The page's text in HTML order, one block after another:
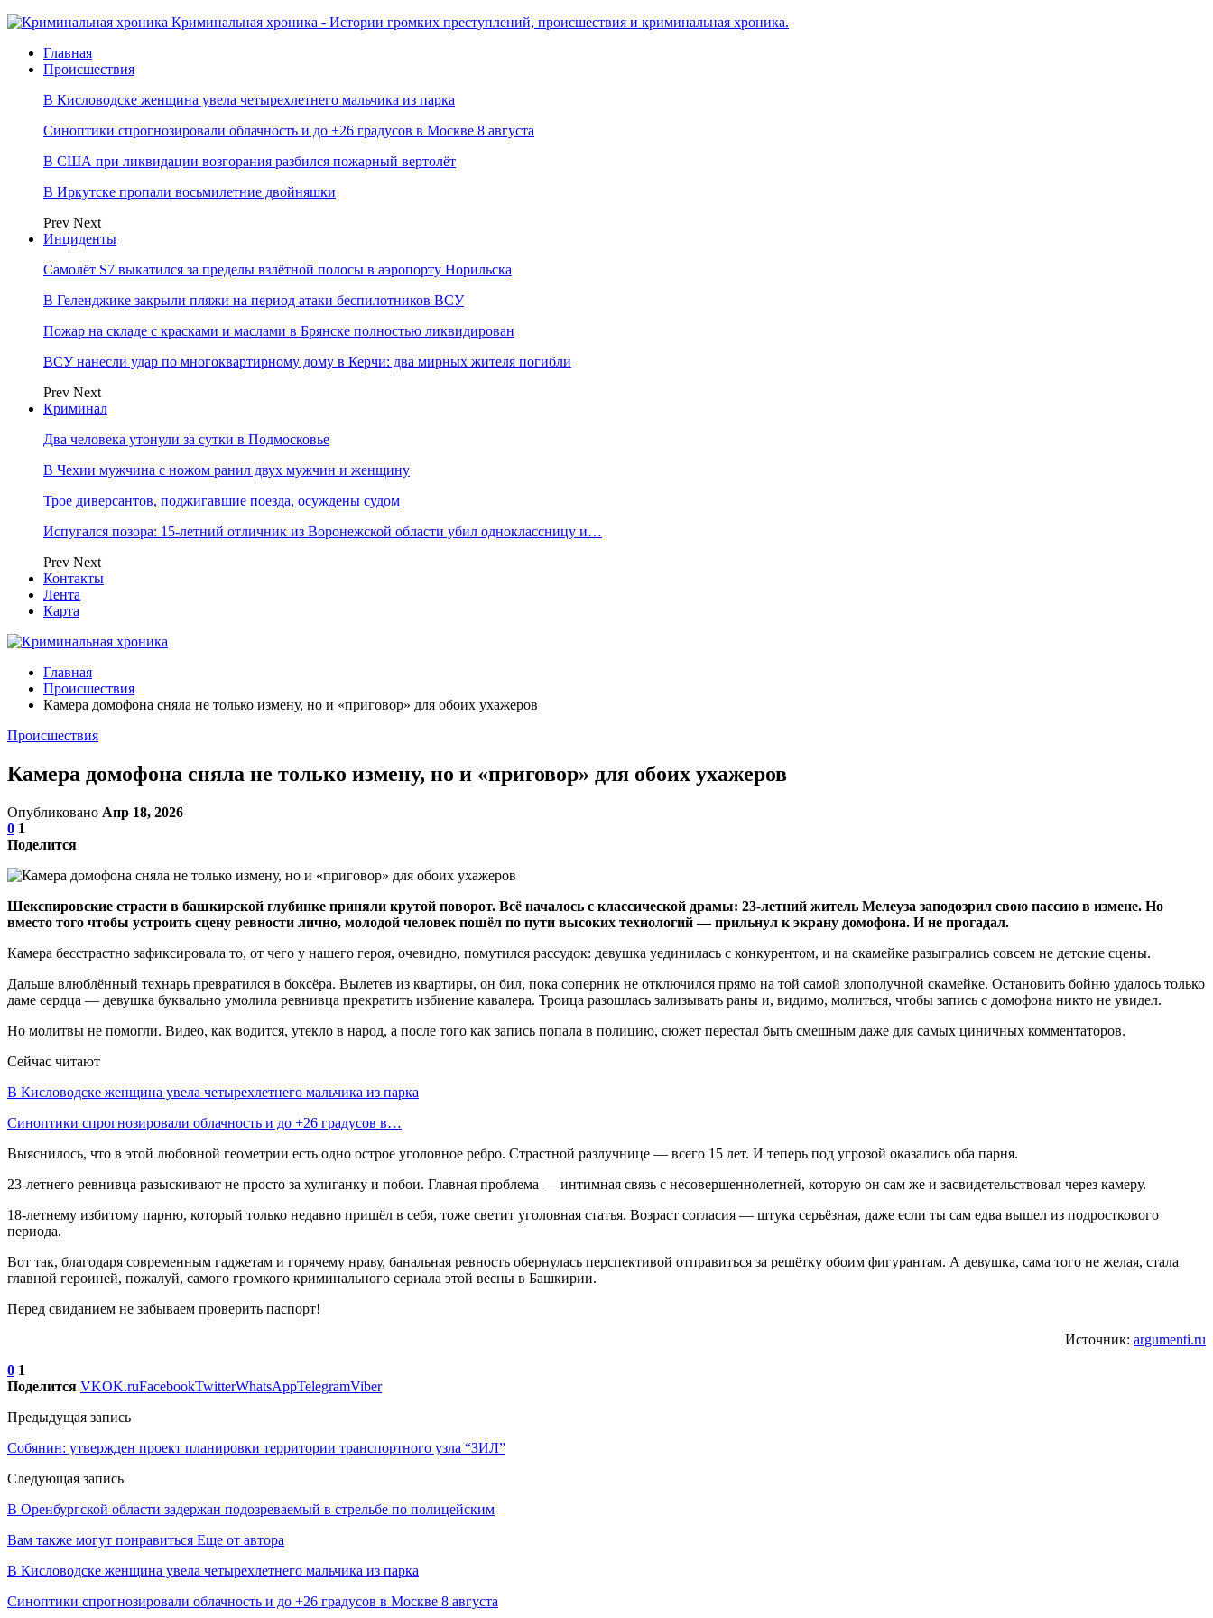
Криминальная хроника - Истории громких преступлений, происшествия и криминальная хроника.
Главная
Происшествия
В Кисловодске женщина увела четырехлетнего мальчика из парка
Синоптики спрогнозировали облачность и до +26 градусов в Москве 8 августа
В США при ликвидации возгорания разбился пожарный вертолёт
В Иркутске пропали восьмилетние двойняшки
Prev Next
Инциденты
Самолёт S7 выкатился за пределы взлётной полосы в аэропорту Норильска
В Геленджике закрыли пляжи на период атаки беспилотников ВСУ
Пожар на складе с красками и маслами в Брянске полностью ликвидирован
ВСУ нанесли удар по многоквартирному дому в Керчи: два мирных жителя погибли
Prev Next
Криминал
Два человека утонули за сутки в Подмосковье
В Чехии мужчина с ножом ранил двух мужчин и женщину
Трое диверсантов, поджигавшие поезда, осуждены судом
Испугался позора: 15-летний отличник из Воронежской области убил одноклассницу и…
Prev Next
Контакты
Лента
Карта
Главная
Происшествия
Камера домофона сняла не только измену, но и «приговор» для обоих ухажеров
Происшествия
Камера домофона сняла не только измену, но и «приговор» для обоих ухажеров
Опубликовано Апр 18, 2026
0 1
Поделится
Шекспировские страсти в башкирской глубинке приняли крутой поворот. Всё началось с классической драмы: 23-летний житель Мелеуза заподозрил свою пассию в измене. Но
вместо того чтобы устроить сцену ревности лично, молодой человек пошёл по пути высоких технологий — прильнул к экрану домофона. И не прогадал.
Камера бесстрастно зафиксировала то, от чего у нашего героя, очевидно, помутился рассудок: девушка уединилась с конкурентом, и на скамейке разыгрались совсем не детские сцены.
Дальше влюблённый технарь превратился в боксёра. Вылетев из квартиры, он бил, пока соперник не отключился прямо на той самой злополучной скамейке. Остановить бойню удалось только
даме сердца — девушка буквально умолила ревнивца прекратить избиение кавалера. Троица разошлась зализывать раны и, видимо, молиться, чтобы запись с домофона никто не увидел.
Но молитвы не помогли. Видео, как водится, утекло в народ, а после того как запись попала в полицию, сюжет перестал быть смешным даже для самых циничных комментаторов.
Сейчас читают
В Кисловодске женщина увела четырехлетнего мальчика из парка
Синоптики спрогнозировали облачность и до +26 градусов в…
Выяснилось, что в этой любовной геометрии есть одно острое уголовное ребро. Страстной разлучнице — всего 15 лет. И теперь под угрозой оказались оба парня.
23-летнего ревнивца разыскивают не просто за хулиганку и побои. Главная проблема — интимная связь с несовершеннолетней, которую он сам же и засвидетельствовал через камеру.
18-летнему избитому парню, который только недавно пришёл в себя, тоже светит уголовная статья. Возраст согласия — штука серьёзная, даже если ты сам едва вышел из подросткового
периода.
Вот так, благодаря современным гаджетам и горячему нраву, банальная ревность обернулась перспективой отправиться за решётку обоим фигурантам. А девушка, сама того не желая, стала
главной героиней, пожалуй, самого громкого криминального сериала этой весны в Башкирии.
Перед свиданием не забываем проверить паспорт!
Источник: argumenti.ru
0 1
Поделится VKOK.ruFacebookTwitterWhatsAppTelegramViber
Предыдущая запись
Собянин: утвержден проект планировки территории транспортного узла “ЗИЛ”
Следующая запись
В Оренбургской области задержан подозреваемый в стрельбе по полицейским
Вам также могут понравиться Еще от автора
В Кисловодске женщина увела четырехлетнего мальчика из парка
Синоптики спрогнозировали облачность и до +26 градусов в Москве 8 августа